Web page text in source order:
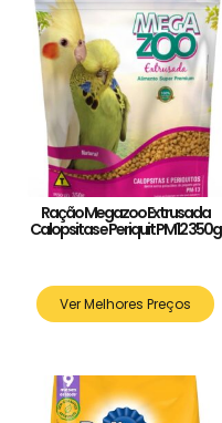
Ração Megazoo Extrusada
Calopsitas e Periquit PM12 350g
Ver Melhores Preços